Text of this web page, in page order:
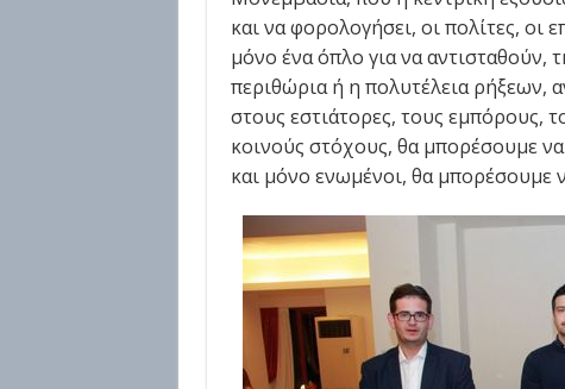
και να φορολογήσει, οι πολίτες, οι
μόνο ένα όπλο για να αντισταθούν,
περιθώρια ή η πολυτέλεια ρήξεων,
στους εστιάτορες, τους εμπόρους,
κοινούς στόχους, θα μπορέσουμε
και μόνο ενωμένοι, θα μπορέσουμε